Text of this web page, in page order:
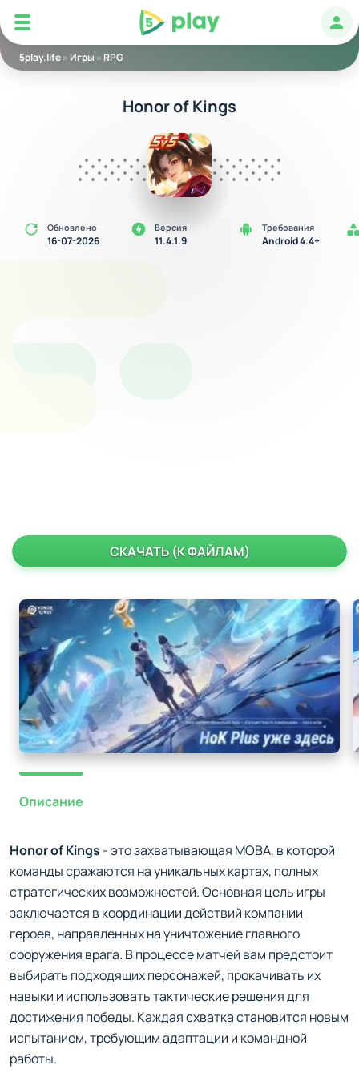
5play
5play.life» Игры » RPG
Honor of Kings
Обновлено
16-07-2026
Версия
11.4.1.9
Требования
Android 4.4+
СКАЧАТЬ (К ФАЙЛАМ)
Описание
Honor of Kings - это захватывающая MOBA, в которой
команды сражаются на уникальных картах, полных
стратегических возможностей. Основная цель игры
заключается в координации действий компании
героев, направленных на уничтожение главного
сооружения врага. В процессе матчей вам предстоит
выбирать подходящих персонажей, прокачивать их
навыки и использовать тактические решения для
достижения победы. Каждая схватка становится новым
испытанием, требующим адаптации и командной
работы.